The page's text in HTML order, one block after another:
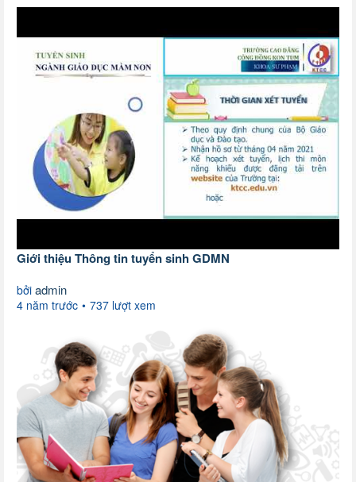
Giới thiệu Thông tin tuyển sinh GDMN
bởi admin
4 năm trước 737 lượt xem